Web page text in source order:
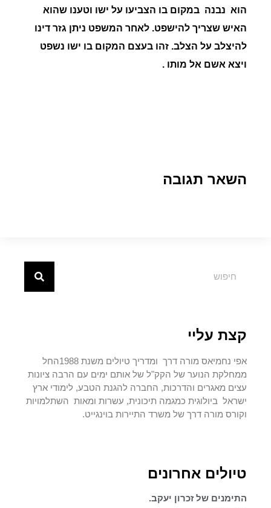
הוא נבנה במקום בו הצביעו על ישו וטענו שהוא
האיש שצריך להישפט. לאחר המשפט ניתן גזר דינו
להיצלב על הצלב. זהו בעצם המקום בו ישו נשפט
ויצא אשם אל מותו .
השאר תגובה
קצת עליי
אפי נחמיאס מורה דרך ומדריך טיולים משנת 1988החל
ממחלקת הנוער של הקק"ל של אותם ימים עם הרבה ציונות
עצים מאגרים והדרכות, החברה להגנת הטבע, לימודי ארץ
ישראל ביולוגית כמגמה תיכונית, עשרות ומאות השתלמויות
וקורס מורה דרך של משרד התיירות בוינגייט.
טיולים אחרונים
התימנים של זכרון יעקב.